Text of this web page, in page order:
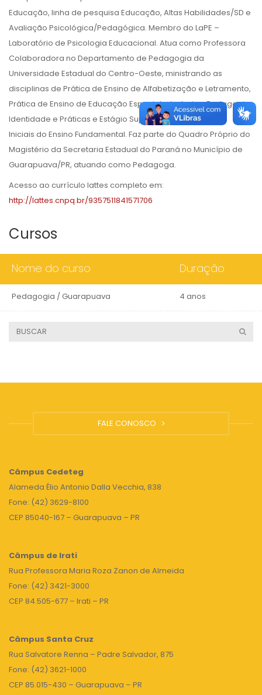
Educação, linha de pesquisa Educação, Altas Habilidades/SD e
Avaliação Psicológica/Pedagógica. Membro do LaPE –
Laboratório de Psicologia Educacional. Atua como Professora
Colaboradora no Departamento de Pedagogia da
Universidade Estadual do Centro-Oeste, ministrando as
disciplinas de Prática de Ensino de Alfabetização e Letramento,
Prática de Ensino de Educação Especial e Inclusiva, Pedagogia
Identidade e Práticas e Estágio Supervisionado nos Anos
Iniciais do Ensino Fundamental. Faz parte do Quadro Próprio do
Magistério da Secretaria Estadual do Paraná no Município de
Guarapuava/PR, atuando como Pedagoga.
Acesso ao currículo lattes completo em:
http://lattes.cnpq.br/9357511841571706
Cursos
Nome do curso Duração
Pedagogia / Guarapuava 4 anos
FALE CONOSCO
Câmpus Cedeteg
Alameda Élio Antonio Dalla Vecchia, 838
Fone: (42) 3629-8100
CEP 85040-167 – Guarapuava – PR
Câmpus de Irati
Rua Professora Maria Roza Zanon de Almeida
Fone: (42) 3421-3000
CEP 84.505-677 – Irati – PR
Câmpus Santa Cruz
Rua Salvatore Renna – Padre Salvador, 875
Fone: (42) 3621-1000
CEP 85.015-430 – Guarapuava – PR